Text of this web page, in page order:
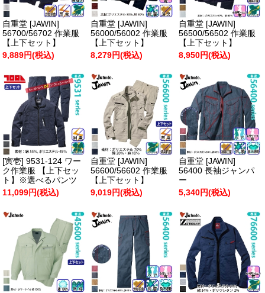
自重堂 [JAWIN]
56700/56702 作業服
【上下セット】
9,889円(税込)
自重堂 [JAWIN]
56000/56002 作業服
【上下セット】
8,279円(税込)
自重堂 [JAWIN]
56500/56502 作業服
【上下セット】
8,950円(税込)
[寅壱] 9531-124 ワー
ク作業服 【上下セッ
ト】※選べるパンツ
11,099円(税込)
自重堂 [JAWIN]
56600/56602 作業服
【上下セット】
9,019円(税込)
自重堂 [JAWIN]
56400 長袖ジャンパ
ー
5,340円(税込)